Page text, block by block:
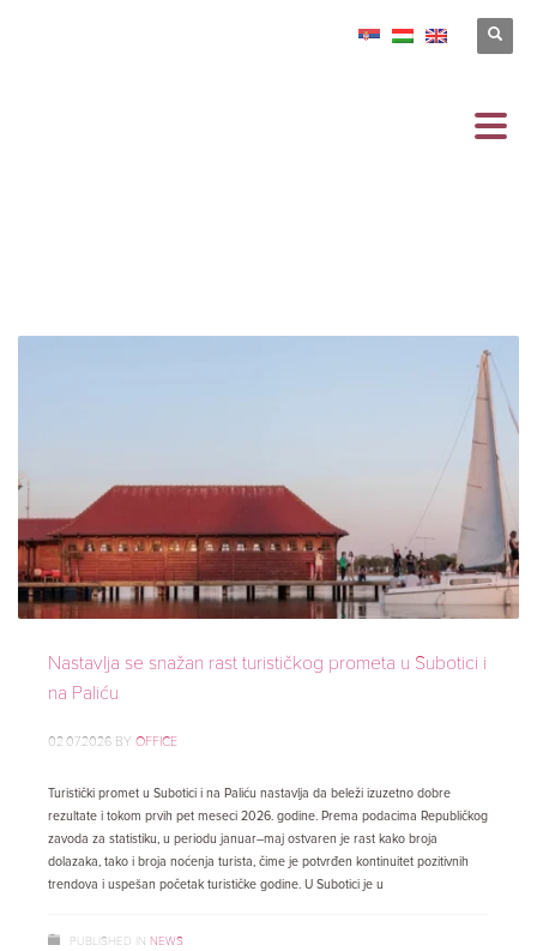
Nastavlja se snažan rast turističkog prometa u Subotici i
na Paliću
02.07.2026 BY OFFICE
Turistički promet u Subotici i na Paliću nastavlja da beleži izuzetno dobre
rezultate i tokom prvih pet meseci 2026. godine. Prema podacima Republičkog
zavoda za statistiku, u periodu januar–maj ostvaren je rast kako broja
dolazaka, tako i broja noćenja turista, čime je potvrđen kontinuitet pozitivnih
trendova i uspešan početak turističke godine. U Subotici je u
PUBLISHED IN NEWS